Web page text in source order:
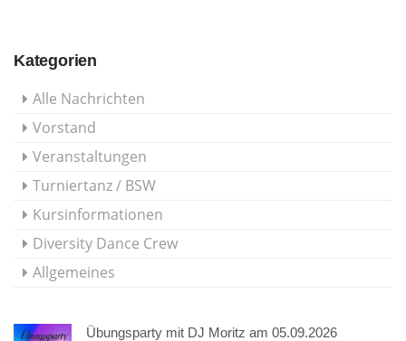
Kategorien
Alle Nachrichten
Vorstand
Veranstaltungen
Turniertanz / BSW
Kursinformationen
Diversity Dance Crew
Allgemeines
Übungsparty mit DJ Moritz am 05.09.2026